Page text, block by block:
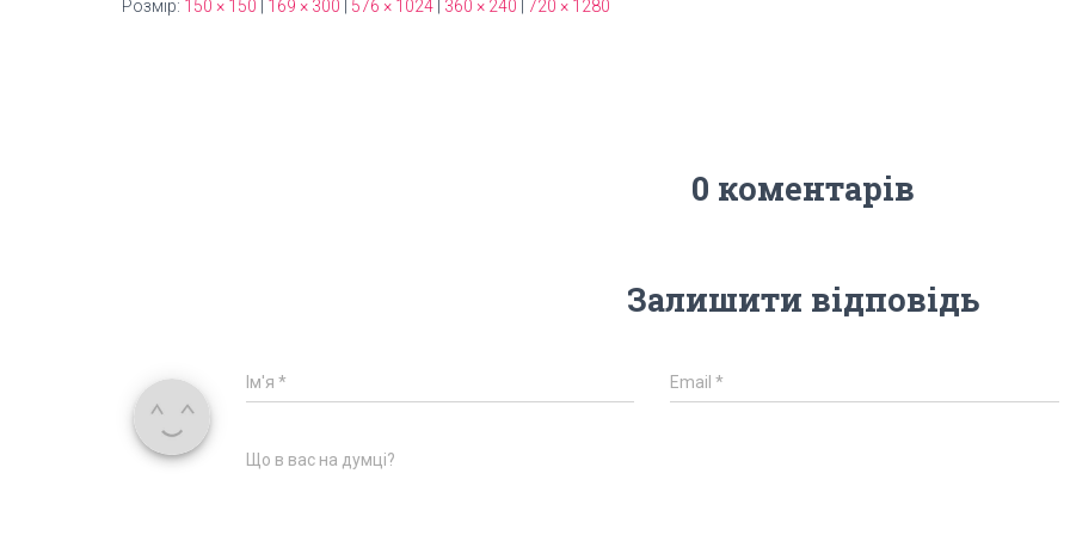
Розмір: 150 × 150 169 × 300 576 × 1024 360 × 240 720 × 1280
0 коментарів
Залишити відповідь
Ім'я * Email*
Що в вас на думці?